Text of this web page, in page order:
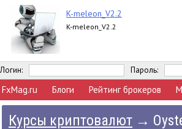
K-meleon_V2.2
K-meleon_V2.2
Логин: Пароль:
FxMag.ru Блоги Рейтинг брокеров
Курсы криптовалют →